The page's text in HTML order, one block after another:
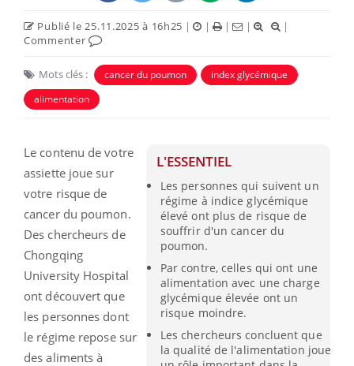
Publié le 25.11.2025 à 16h25 | | | |
|
Commenter
Mots clés : cancer du poumon
index glycémique
alimentation
L'ESSENTIEL
Les personnes qui suivent un
régime à indice glycémique
élevé ont plus de risque de
souffrir d'un cancer du
poumon.
Par contre, celles qui ont une
alimentation avec une charge
glycémique élevée ont un
risque moindre.
Les chercheurs concluent que
la qualité de l'alimentation joue
Le contenu de votre
assiette joue sur
votre risque de
cancer du poumon.
Des chercheurs de
Chongqing
University Hospital
ont découvert que
les personnes dont
le régime repose sur
des aliments à